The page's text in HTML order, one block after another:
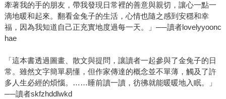
牽著我的手的朋友，帶我發現日常裡的善意與親切，讓心一點一
滴地暖和起來。翻看金兔子的生活，心情也隨之感到安穩和幸
福，因為我知道自己正充實地度過每一天。」──讀者lovelyyoonc
hae
「這本書透過圖畫、散文與提問，讓讀者一起參與了金兔子的日
常。雖然文字簡單易懂，但作家傳達的概念並不單薄，觸及了許
多人生必經的煩惱。……睡前讀一讀，彷彿就能暖暖地入眠。」
──讀者skfzhddlwkd